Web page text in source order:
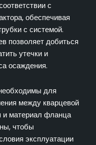
с
обеспечивая
с системой.
позволяет добиться
утечки и
осаждения.
для
между кварцевой
и материал фланца
чтобы
эксплуатации